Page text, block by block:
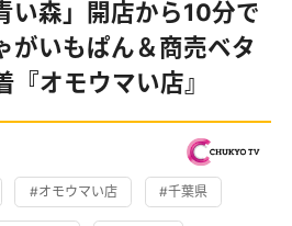
い森」開店から10分で
がいもぱん＆商売ベタ
オモウマい店』
#オモウマい店 #千葉県